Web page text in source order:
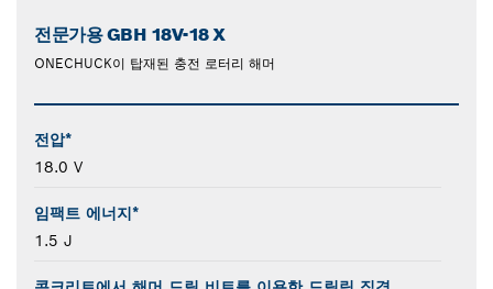
전문가용 GBH 18V-18 X
ONECHUCK이 탑재된 충전 로터리 해머
전압*
18.0 V
임팩트 에너지*
1.5 J